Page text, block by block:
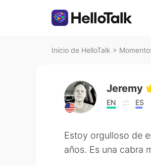
Inicio de HelloTalk >
Jeremy
EN ES
Estoy orgulloso de
años. Es una cabra